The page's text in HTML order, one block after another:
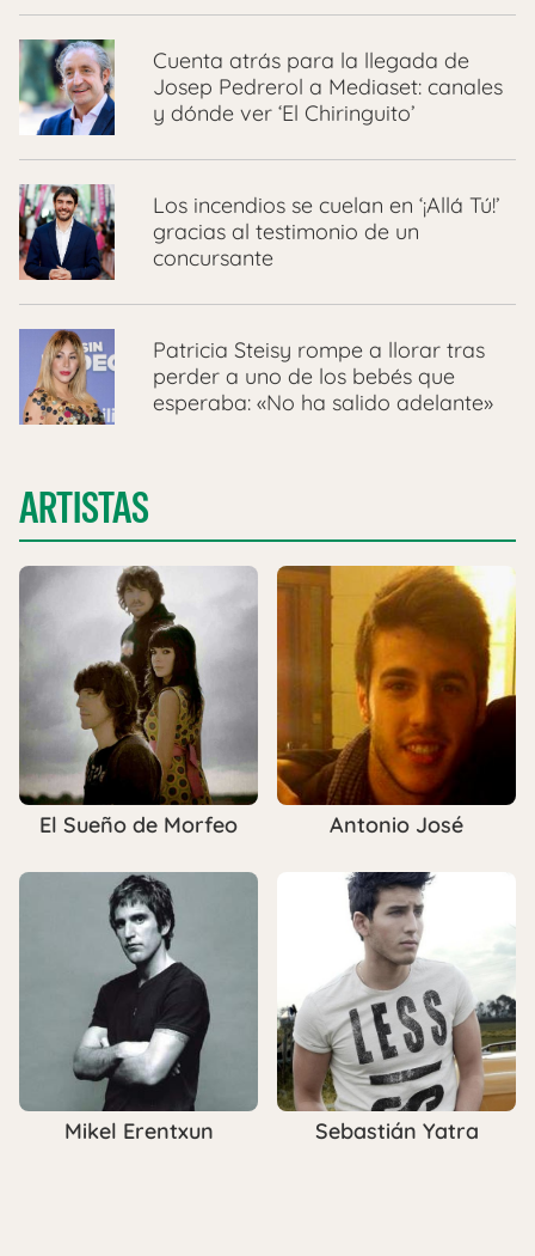
Cuenta atrás para la llegada de
Josep Pedrerol a Mediaset: canales
y dónde ver ‘El Chiringuito’
Los incendios se cuelan en ‘¡Allá Tú!’
gracias al testimonio de un
concursante
Patricia Steisy rompe a llorar tras
perder a uno de los bebés que
esperaba: «No ha salido adelante»
ARTISTAS
El Sueño de Morfeo Antonio José
Mikel Erentxun Sebastián Yatra